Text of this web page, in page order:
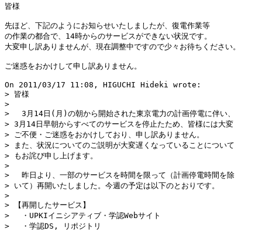
皆様
先ほど、下記のようにお知らせいたしましたが、復電作業等
の作業の都合で、14時からのサービスができない状況です。
大変申し訳ありませんが、現在調整中ですので少々お待ちください。
ご迷惑をおかけして申し訳ありません。
On 2011/03/17 11:08, HIGUCHI Hideki wrote:
> 皆様
>
> 　3月14日(月)の朝から開始された東京電力の計画停電に伴い、
> 3月14日早朝からすべてのサービスを停止たため、皆様には大変
> ご不便・ご迷惑をおかけしており、申し訳ありません。
> また、状況についてのご説明が大変遅くなっていることについて
> もお詫び申し上げます。
>
> 　昨日より、一部のサービスを時間を限って（計画停電時間を除
> いて）再開いたしました。今週の予定は以下のとおりです。
>
> 【再開したサービス】
> 　・UPKIイニシアティブ・学認Webサイト
> 　・学認DS, リポジトリ